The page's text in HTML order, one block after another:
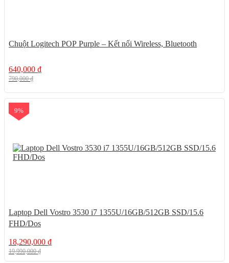
Chuột Logitech POP Purple – Kết nối Wireless, Bluetooth
640,000 ₫
790,000₫
9%
Laptop Dell Vostro 3530 i7 1355U/16GB/512GB SSD/15.6
FHD/Dos
18,290,000 ₫
19,990,000₫